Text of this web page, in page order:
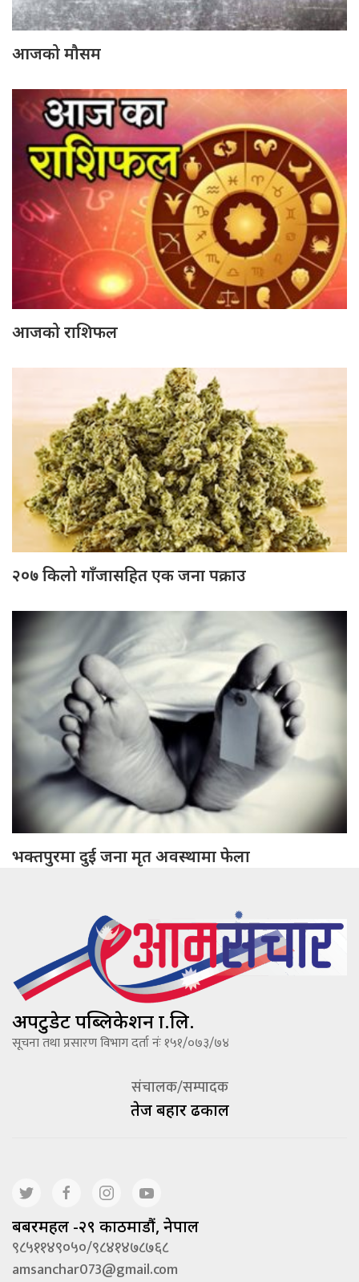
आजको मौसम
आजको राशिफल
२०७ किलो गाँजासहित एक जना पक्राउ
भक्तपुरमा दुई जना मृत अवस्थामा फेला
अपटुडेट पब्लिकेशन प्रा.लि.
सूचना तथा प्रसारण विभाग दर्ता नंः १५१/०७३/७४
संचालक/सम्पादक
तेज बहादूर ढकाल
बबरमहल -२९ काठमाडौं, नेपाल
९८५११४९०५०/९८४१४७८७६८
amsanchar073@gmail.com